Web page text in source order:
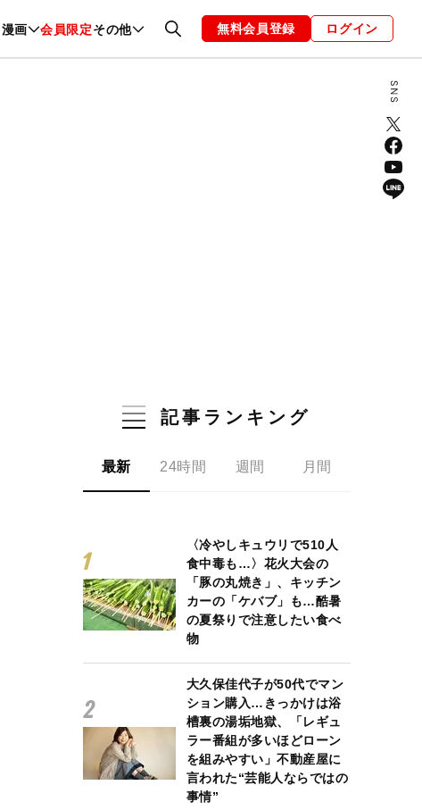
漫画 会員限定その他
ファッション 恋愛・結婚 編集部 お知らせ
無料会員登録 ログイン
記事ランキング
最新 24時間 週間 月間
〈冷やしキュウリで510人
食中毒も…〉花火大会の
「豚の丸焼き」、キッチン
カーの「ケバブ」も…酷暑
の夏祭りで注意したい食べ
物
大久保佳代子が50代でマン
ション購入…きっかけは浴
槽裏の湯垢地獄、「レギュ
ラー番組が多いほどローン
を組みやすい」不動産屋に
言われた“芸能人ならではの
事情”